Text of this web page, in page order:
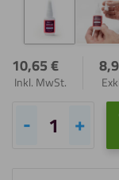
10,65€
Inkl. MwSt.
Fixxerss